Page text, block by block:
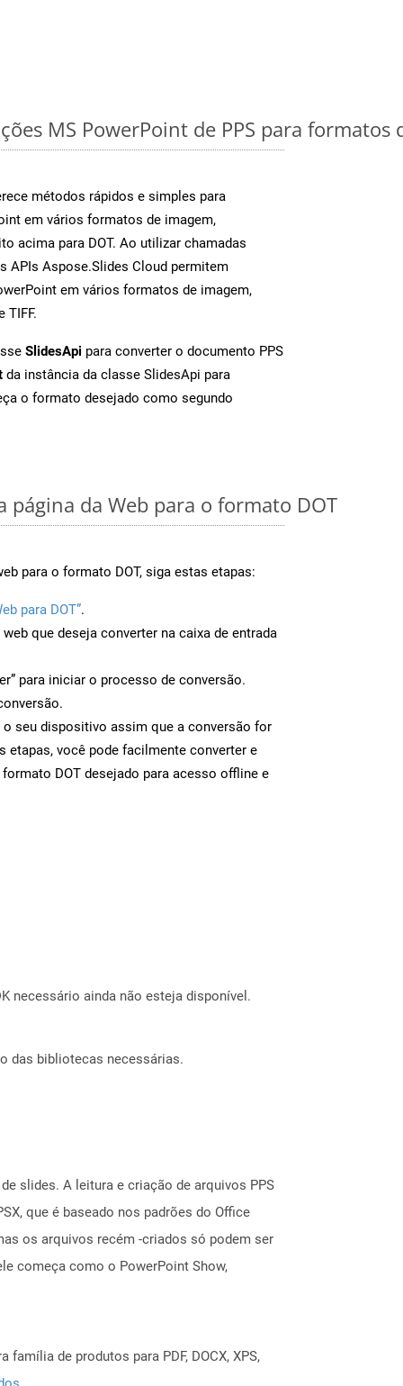
MS PowerPoint de PPS para formatos
métodos rápidos e simples para
em vários formatos de imagem,
acima para DOT. Ao utilizar chamadas
APIs Aspose.Slides Cloud permitem
em vários formatos de imagem,
TIFF.
SlidesApi para converter o documento PPS
da instância da classe SlidesApi para
o formato desejado como segundo
página da Web para o formato DOT
para o formato DOT, siga estas etapas:
para DOT”.
que deseja converter na caixa de entrada
para iniciar o processo de conversão.
o seu dispositivo assim que a conversão for
etapas, você pode facilmente converter e
DOT desejado para acesso offline e
necessário ainda não esteja disponível.
das bibliotecas necessárias.
slides. A leitura e criação de arquivos PPS
que é baseado nos padrões do Office
os arquivos recém -criados só podem ser
começa como o PowerPoint Show,
de produtos para PDF, DOCX, XPS,